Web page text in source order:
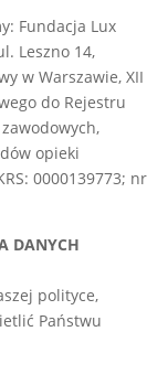
Fundacja Lux
Leszno 14,
w Warszawie, XII
do Rejestru
opieki
0000139773; nr
DANYCH
polityce,
Państwu